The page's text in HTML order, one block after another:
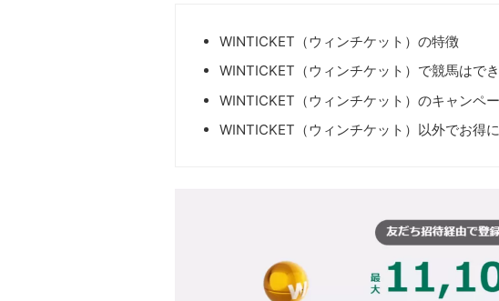
WINTICKET（ウィンチケット）の特徴
WINTICKET（ウィンチケット）で競馬はで
WINTICKET（ウィンチケット）のキャンペ
WINTICKET（ウィンチケット）以外でお得